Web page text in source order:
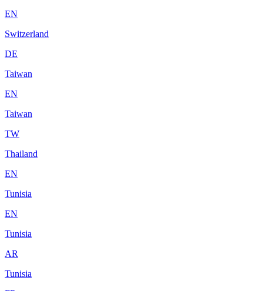
EN
Switzerland
DE
Taiwan
EN
Taiwan
TW
Thailand
EN
Tunisia
EN
Tunisia
AR
Tunisia